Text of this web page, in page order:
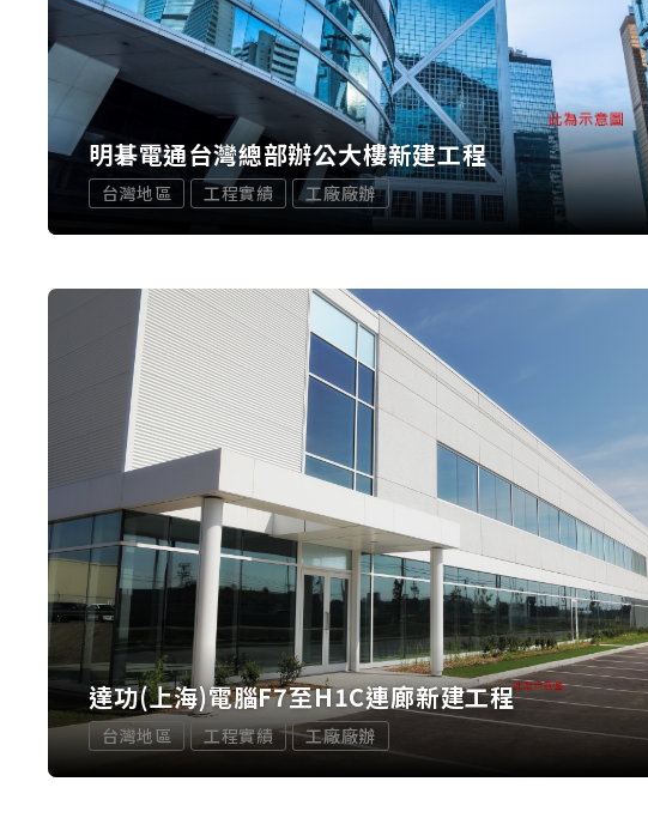
明碁電通台灣總部辦公大樓新建工程
台灣地區 工程實績 工廠廠辦
達功(上海)電腦F7至H1C連廊新建工程
台灣地區 工程實績 工廠廠辦